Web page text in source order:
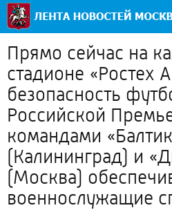
Прямо сейчас на
стадионе «Ростех
безопасность
Российской
командами
(Калининград) и
(Москва)
военнослужащие